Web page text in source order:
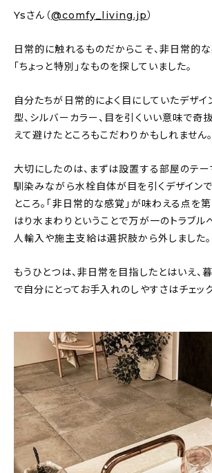
Ysさん（@comfy_living.jp）
日常的に触れるものだからこそ、非日常的
「ちょっと特別」なものを探していました。
自分たちが日常的によく目にしていたデザイ
型、シルバーカラー、目を引くいい意味で奇
えて避けたところもこだわりかもしれません。
大切にしたのは、まずは設置する部屋のテ
馴染みながら水栓自体が目を引くデザインで
ところ。「非日常的な感覚」が味わえる点を
はり水まわりということで万が一のトラブル
人輸入や施主支給は選択肢から外しました。
もうひとつは、非日常を目指したとはいえ、
で自分にとってお手入れのしやすさはチェッ